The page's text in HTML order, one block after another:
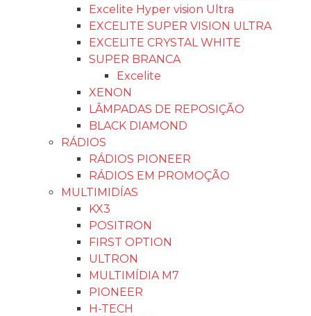
Excelite Hyper vision Ultra
EXCELITE SUPER VISION ULTRA
EXCELITE CRYSTAL WHITE
SUPER BRANCA
Excelite
XENON
LÂMPADAS DE REPOSIÇÃO
BLACK DIAMOND
RÁDIOS
RÁDIOS PIONEER
RÁDIOS EM PROMOÇÃO
MULTIMIDÍAS
KX3
POSITRON
FIRST OPTION
ULTRON
MULTIMÍDIA M7
PIONEER
H-TECH